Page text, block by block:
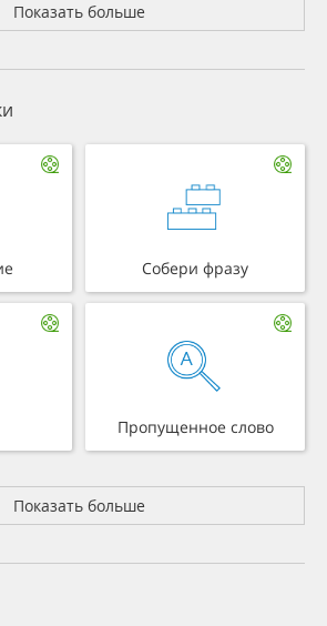
Показать больше
Собери фразу
Пропущенное слово
Показать больше